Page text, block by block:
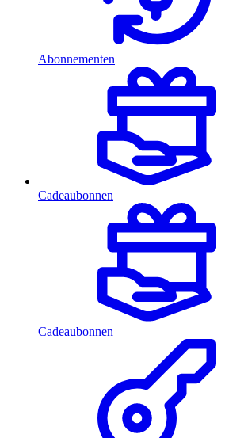
Abonnementen
Cadeaubonnen
Cadeaubonnen